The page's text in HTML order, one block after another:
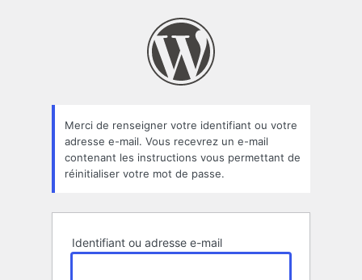
oublié
Merci de renseigner votre identifiant ou votre
adresse e-mail. Vous recevrez un e-mail
contenant les instructions vous permettant de
réinitialiser votre mot de passe.
Identifiant ou adresse e-mail